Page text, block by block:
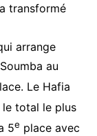
transformé
arrange
au
Le Hafia
le total le plus
5e place avec